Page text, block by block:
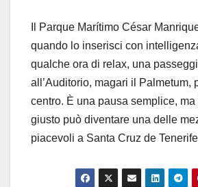
Il Parque Marítimo César
quando lo inserisci con
qualche ora di relax, una
all’Auditorio, magari il Palmetum,
centro. È una pausa semplice,
giusto può diventare una delle
piacevoli a Santa Cruz de